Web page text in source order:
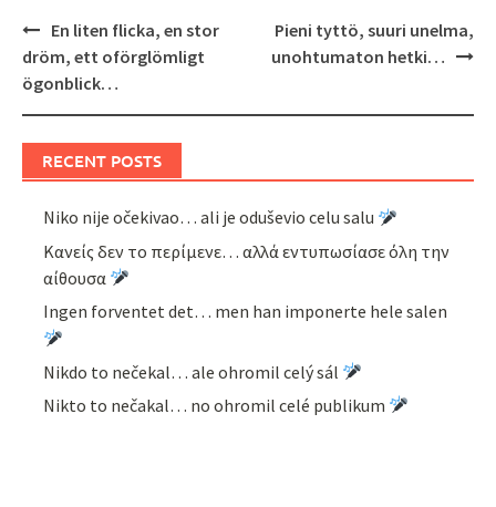
Post
navigation
En liten flicka, en stor
dröm, ett oförglömligt
ögonblick…
Pieni tyttö, suuri unelma,
unohtumaton hetki…
RECENT POSTS
Niko nije očekivao… ali je oduševio celu salu
Κανείς δεν το περίμενε… αλλά εντυπωσίασε όλη την
αίθουσα
Ingen forventet det… men han imponerte hele salen
Nikdo to nečekal… ale ohromil celý sál
Nikto to nečakal… no ohromil celé publikum